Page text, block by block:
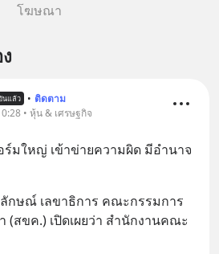
โฆษณา
นแล้ว • ติดตาม
• หุ้น & เศรษฐกิจ
มใหญ่ เข้าข่ายความผิด มีอำนาจ
กษณ์ เลขาธิการ คณะกรรมการ
(สขค.) เปิดเผยว่า สำนักงานคณะ